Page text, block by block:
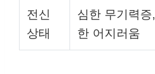
전신
상태
심한 무기력
한 어지러움